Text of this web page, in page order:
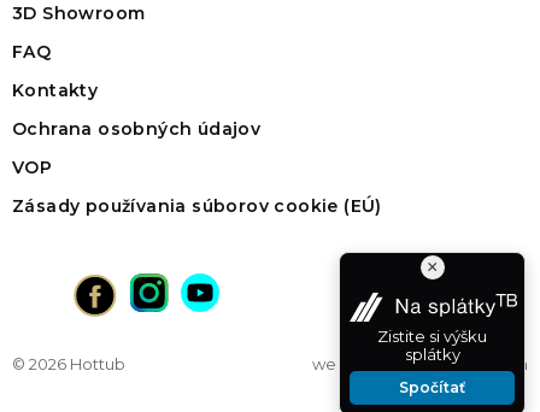
3D Showroom
FAQ
Kontakty
Ochrana osobných údajov
VOP
Zásady používania súborov cookie (EÚ)
© 2026 Hottub web na mieruod vibration
×
Zistite si výšku
splátky
Spočítať